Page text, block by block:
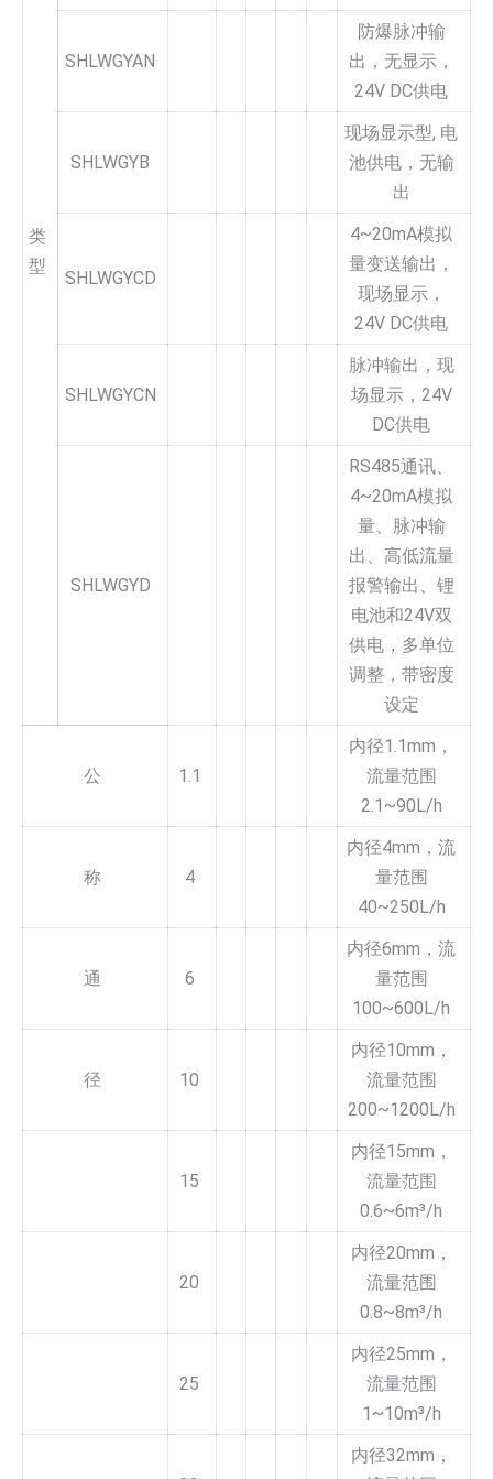
类
型
SHLWGYAN
防爆脉冲输
出，无显示，
24V DC供电
SHLWGYB
现场显示型, 电
池供电，无输
出
SHLWGYCD
4~20mA模拟
量变送输出，
现场显示，
24V DC供电
SHLWGYCN
脉冲输出，现
场显示，24V
DC供电
SHLWGYD
RS485通讯、
4~20mA模拟
量、脉冲输
出、高低流量
报警输出、锂
电池和24V双
供电，多单位
调整，带密度
设定
公 1.1
内径1.1mm，
流量范围
2.1~90L/h
称 4
内径4mm，流
量范围
40~250L/h
通 6
内径6mm，流
量范围
100~600L/h
径 10
内径10mm，
流量范围
200~1200L/h
15
内径15mm，
流量范围
0.6~6m³/h
20
内径20mm，
流量范围
0.8~8m³/h
25
内径25mm，
流量范围
1~10m³/h
内径32mm，